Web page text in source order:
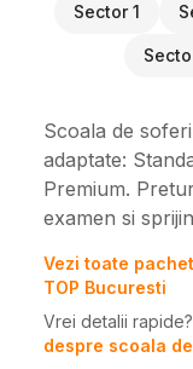
Sector 1
Scoala de
adaptate:
Premium.
examen si
Vezi toate
TOP Bucuresti
Vrei detalii rapide?
despre scoala